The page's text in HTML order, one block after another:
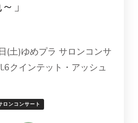
」
(土)ゆめプラ サロンコンサ
クインテット・アッシュ
ロンコンサート